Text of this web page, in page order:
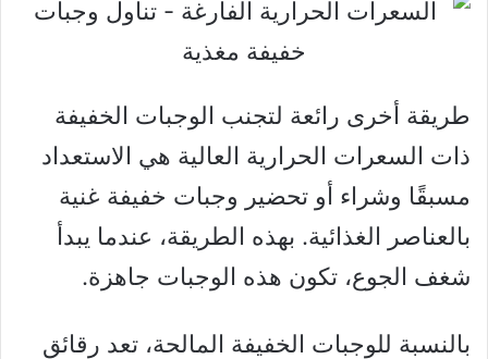
طريقة أخرى رائعة لتجنب الوجبات الخفيفة
ذات السعرات الحرارية العالية هي الاستعداد
مسبقًا وشراء أو تحضير وجبات خفيفة غنية
بالعناصر الغذائية. بهذه الطريقة، عندما يبدأ
شغف الجوع، تكون هذه الوجبات جاهزة.
بالنسبة للوجبات الخفيفة المالحة، تعد رقائق